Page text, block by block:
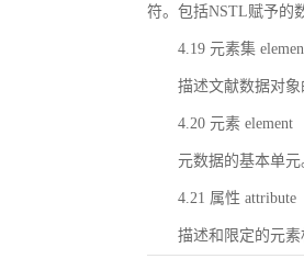
符。包括NSTL赋予的
4.19 元素集
描述文献数据对
4.20 元素 element
元数据的基本单元
4.21 属性 attribute
描述和限定的元